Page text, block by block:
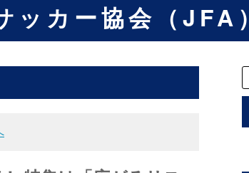
ッカー協会（JFA）